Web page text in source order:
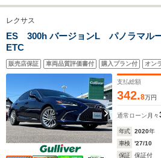
レクサス
ES 300h バージョンL パノラマル
ETC
販売店保証 車両品質評価書付 購入プラン付 オン
支払総額
342.8万円
通常ローン 月々
年式 2020年
車検
'27/10
保証
保証付